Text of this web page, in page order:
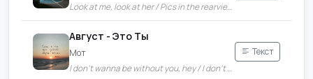
Look at me, look at her / Pics in the rearview mirror
Август - Это Ты
Мот
I don't wanna be without you, hey / I don't wanna live without you, say
Текст